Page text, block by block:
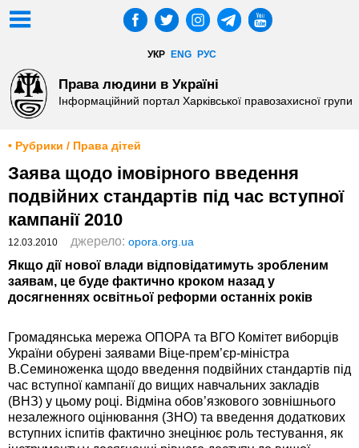
УКР ENG РУС
Права людини в Україні
Інформаційний портал Харківської правозахисної групи
• Рубрики / Права дітей
Заява щодо імовірного введення
подвійних стандартів під час вступної
кампанії 2010
12.03.2010 джерело: opora.org.ua
Якщо дії нової влади відповідатимуть зробленим
заявам, це буде фактично кроком назад у
досягненнях освітньої реформи останніх років
Громадянська мережа ОПОРА та ВГО Комітет виборців
України обурені заявами Віце-прем’єр-міністра
В.Семиноженка щодо введення подвійних стандартів під
час вступної кампанії до вищих навчальних закладів
(ВНЗ) у цьому році. Відміна обов’язкового зовнішнього
незалежного оцінювання (ЗНО) та введення додаткових
вступних іспитів фактично знецінює роль тестування, як